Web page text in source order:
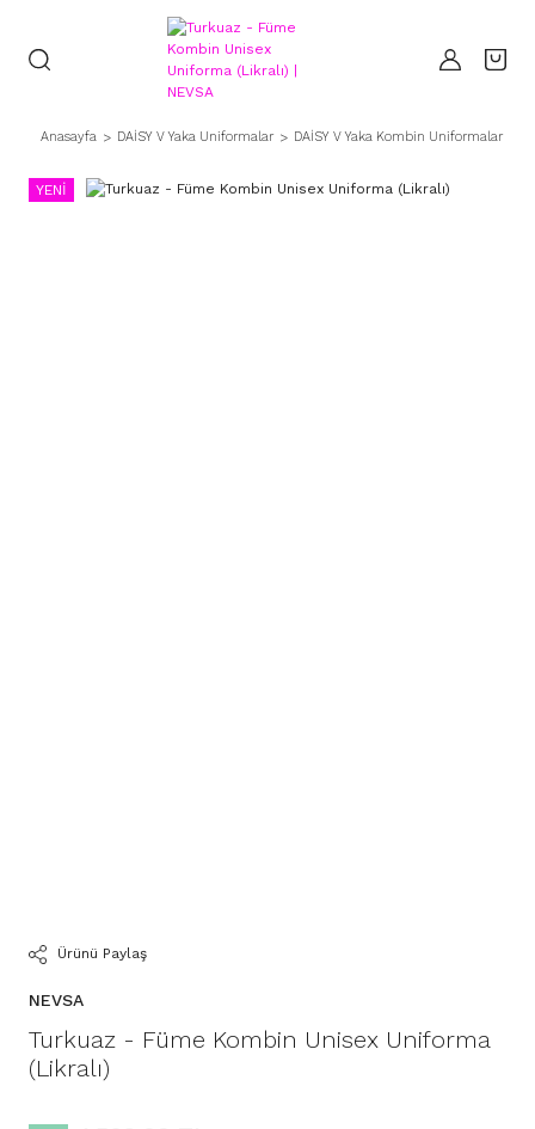
Anasayfa DAİSY V Yaka Uniformalar DAİSY V Yaka Kombin Uniformalar
YENİ
Ürünü Paylaş
NEVSA
Turkuaz - Füme Kombin Unisex Uniforma
(Likralı)